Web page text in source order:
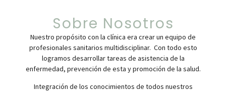
Sobre Nosotros
Nuestro propósito con la clínica era crear un equipo de
profesionales sanitarios multidisciplinar. Con todo esto
logramos desarrollar tareas de asistencia de la
enfermedad, prevención de esta y promoción de la salud.
Integración de los conocimientos de todos nuestros